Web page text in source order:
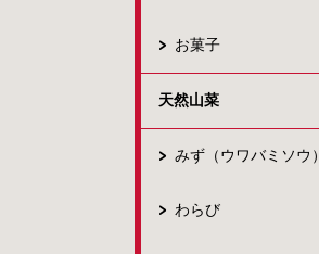
お菓子
天然山菜
みず（ウワバミソウ）
わらび